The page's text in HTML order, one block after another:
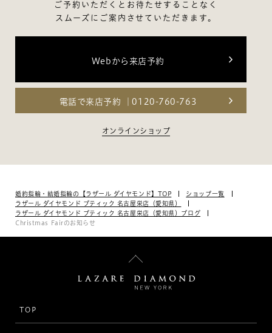
ご予約いただくとお待たせすることなく
スムーズにご案内させていただきます。
Webから来店予約
電話で来店予約 0120-760-763
オンラインショップ
婚約指輪・結婚指輪の【ラザール ダイヤモンド】TOP
ショップ一覧
ラザール ダイヤモンド ブティック 名古屋栄店（愛知県）
ラザール ダイヤモンド ブティック 名古屋栄店（愛知県）ブログ
Christmas Fairのお知らせ
TOP